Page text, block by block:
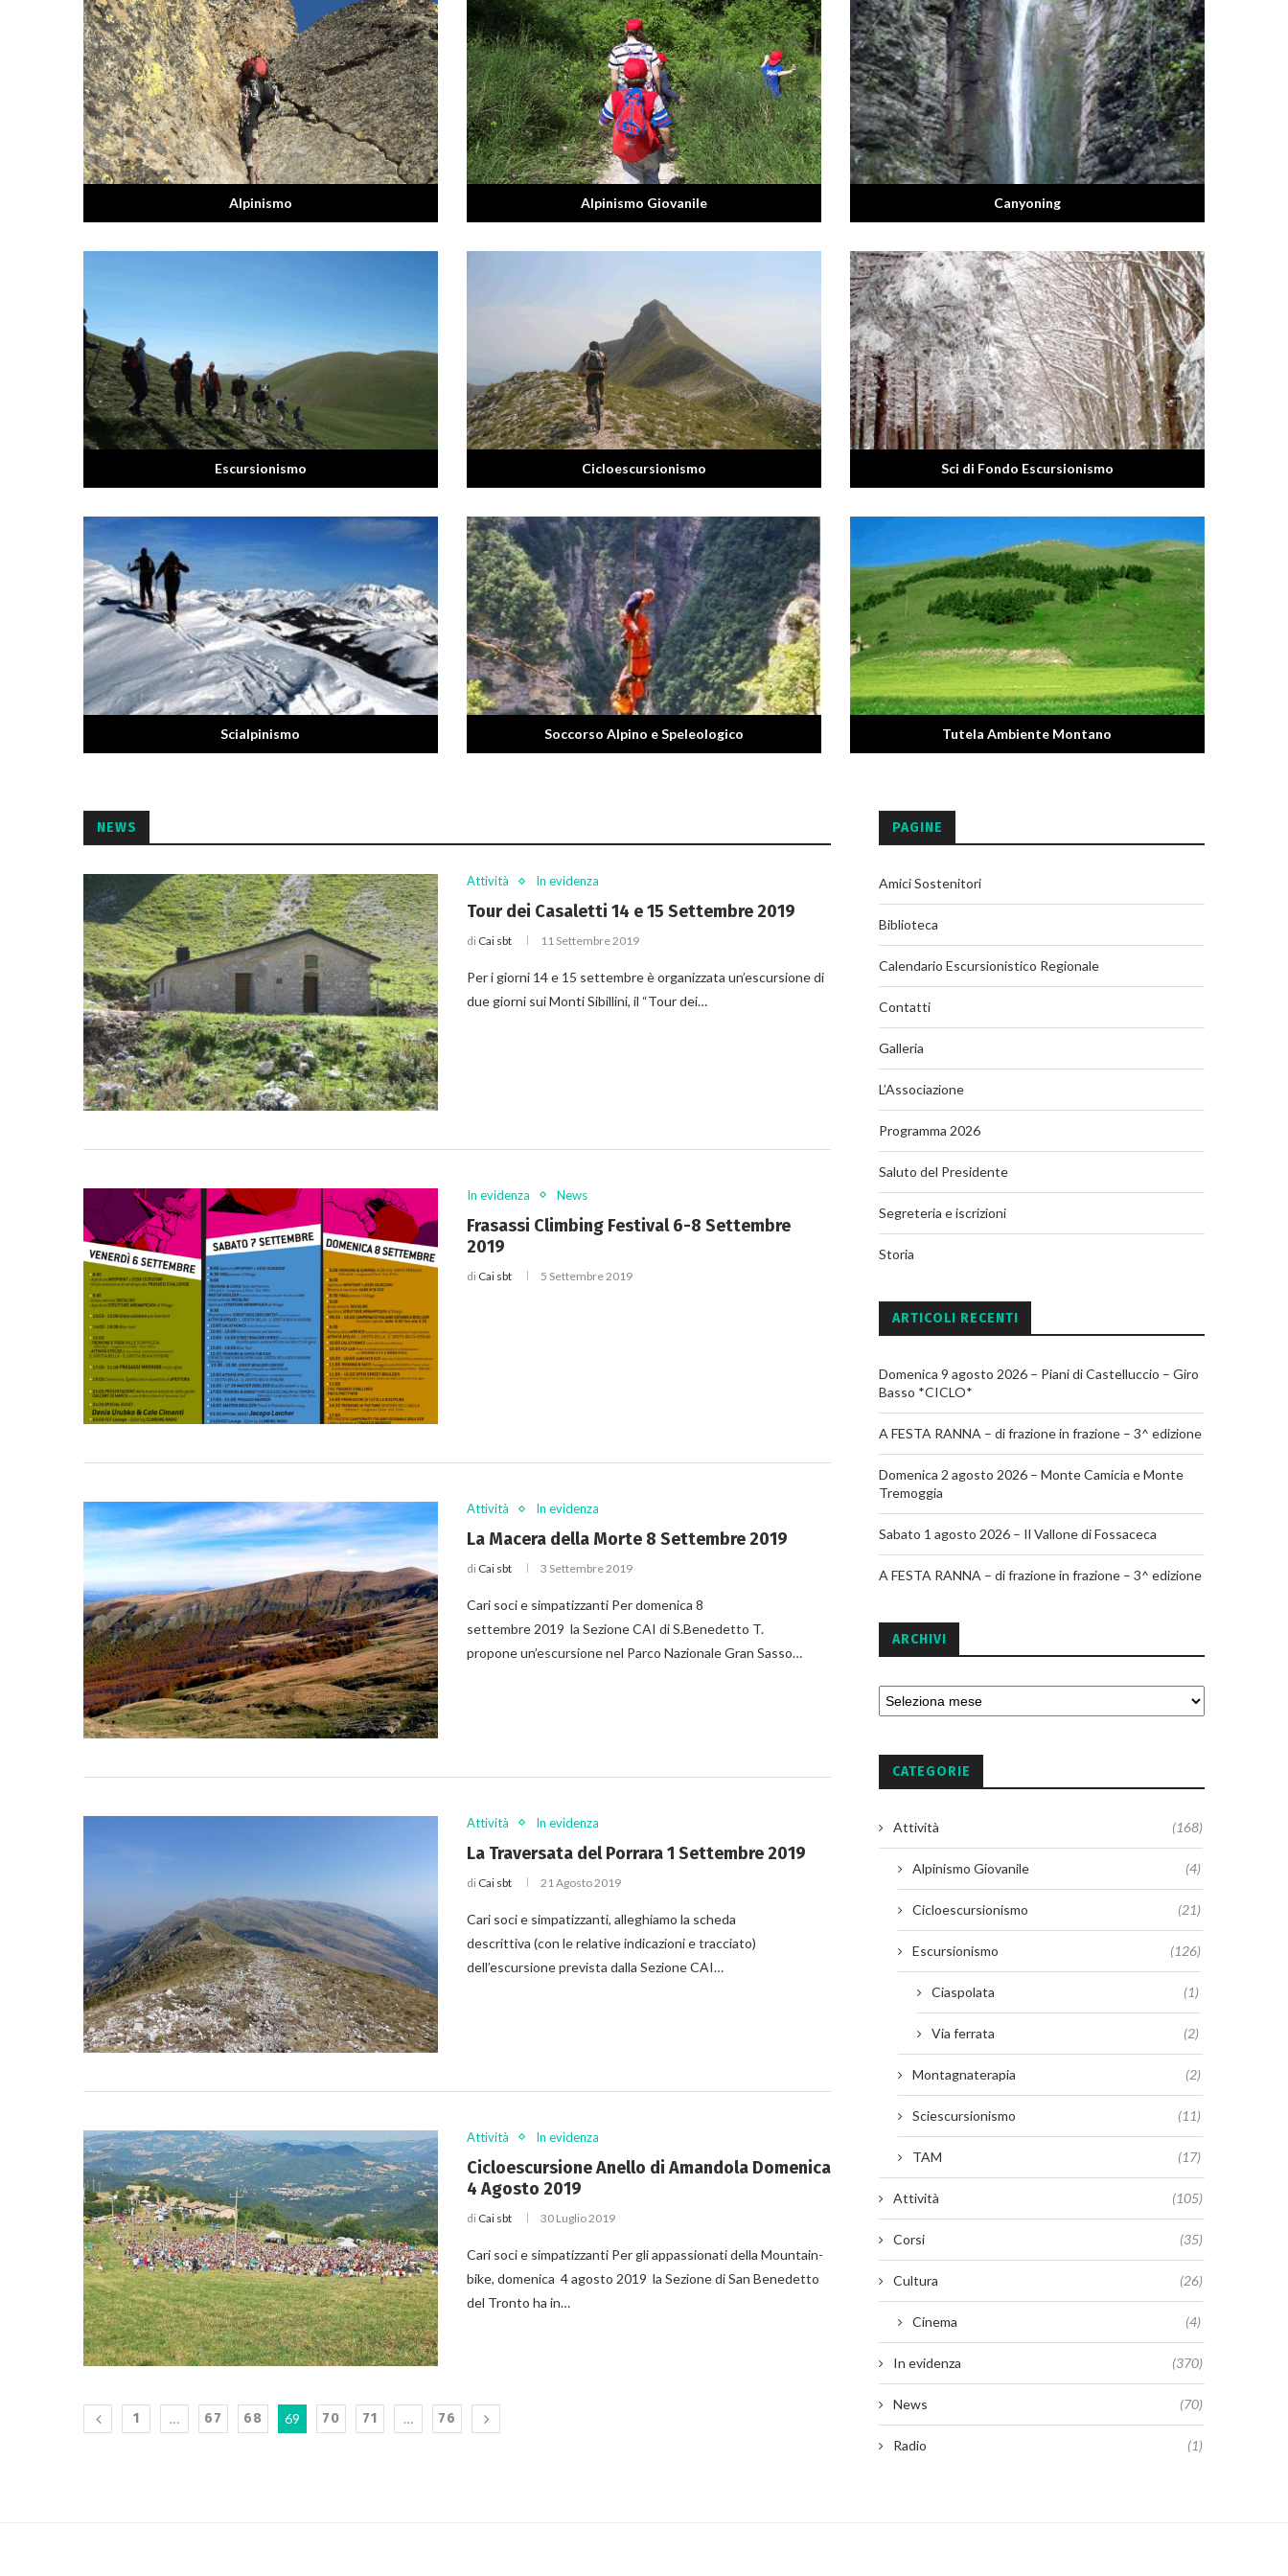
Alpinismo Alpinismo Giovanile Canyoning
Escursionismo Cicloescursionismo Sci di Fondo Escursionismo
Scialpinismo Soccorso Alpino e Speleologico Tutela Ambiente Montano
NEWS
Attività In evidenza
Tour dei Casaletti 14 e 15 Settembre 2019
di Cai sbt 11 Settembre 2019
Per i giorni 14 e 15 settembre è organizzata un’escursione di
due giorni sui Monti Sibillini, il “Tour dei…
In evidenza News
Frasassi Climbing Festival 6-8 Settembre
2019
di Cai sbt 5 Settembre 2019
Attività In evidenza
La Macera della Morte 8 Settembre 2019
di Cai sbt 3 Settembre 2019
Cari soci e simpatizzanti Per domenica 8
settembre 2019 la Sezione CAI di S.Benedetto T.
propone un’escursione nel Parco Nazionale Gran Sasso…
Attività In evidenza
La Traversata del Porrara 1 Settembre 2019
di Cai sbt 21 Agosto 2019
Cari soci e simpatizzanti, alleghiamo la scheda
descrittiva (con le relative indicazioni e tracciato)
dell’escursione prevista dalla Sezione CAI…
Attività In evidenza
Cicloescursione Anello di Amandola Domenica
4 Agosto 2019
di Cai sbt 30 Luglio 2019
Cari soci e simpatizzanti Per gli appassionati della Mountain-
bike, domenica 4 agosto 2019 la Sezione di San Benedetto
del Tronto ha in…
1 … 67 68 69 70 71 … 76
PAGINE
Amici Sostenitori
Biblioteca
Calendario Escursionistico Regionale
Contatti
Galleria
L’Associazione
Programma 2026
Saluto del Presidente
Segreteria e iscrizioni
Storia
ARTICOLI RECENTI
Domenica 9 agosto 2026 – Piani di Castelluccio – Giro
Basso *CICLO*
A FESTA RANNA – di frazione in frazione – 3^ edizione
Domenica 2 agosto 2026 – Monte Camicia e Monte
Tremoggia
Sabato 1 agosto 2026 – Il Vallone di Fossaceca
A FESTA RANNA – di frazione in frazione – 3^ edizione
ARCHIVI
CATEGORIE
Attività (168)
Alpinismo Giovanile (4)
Cicloescursionismo (21)
Escursionismo (126)
Ciaspolata (1)
Via ferrata (2)
Montagnaterapia (2)
Sciescursionismo (11)
TAM (17)
Attività (105)
Corsi (35)
Cultura (26)
Cinema (4)
In evidenza (370)
News (70)
Radio (1)